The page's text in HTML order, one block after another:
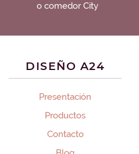
o comedor City
DISEÑO A24
Presentación
Productos
Contacto